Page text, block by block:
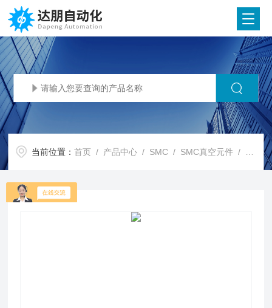
当前位置：首页 / 产品中心 / SMC / SMC真空元件 / SMC代理SMC 带电子式延时器的真空发生器 ZMA